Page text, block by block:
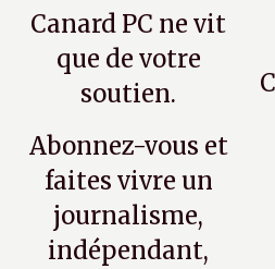
Canard PC ne vit
que de votre
soutien.
Abonnez-vous et
faites vivre un
journalisme,
indépendant,